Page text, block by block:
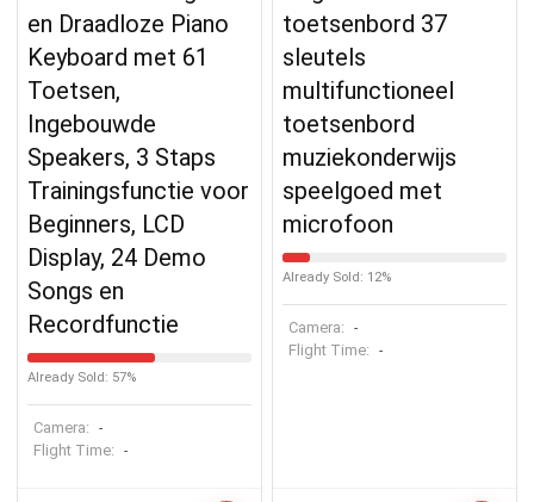
en Draadloze Piano
Keyboard met 61
Toetsen,
Ingebouwde
Speakers, 3 Staps
Trainingsfunctie voor
Beginners, LCD
Display, 24 Demo
Songs en
Recordfunctie
Already Sold: 57%
Camera: -
Flight Time: -
toetsenbord 37
sleutels
multifunctioneel
toetsenbord
muziekonderwijs
speelgoed met
microfoon
Already Sold: 12%
Camera: -
Flight Time: -